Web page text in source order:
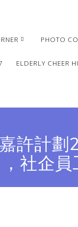
PHOTO
ELDERLY CHEER
許計
社企員